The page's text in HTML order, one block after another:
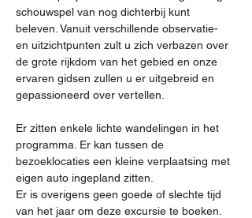
schouwspel van nog dichterbij kunt
beleven. Vanuit verschillende observatie-
en uitzichtpunten zult u zich verbazen over
de grote rijkdom van het gebied en onze
ervaren gidsen zullen u er uitgebreid en
gepassioneerd over vertellen.
Er zitten enkele lichte wandelingen in het
programma. Er kan tussen de
bezoeklocaties een kleine verplaatsing met
eigen auto ingepland zitten.
Er is overigens geen goede of slechte tijd
van het jaar om deze excursie te boeken.